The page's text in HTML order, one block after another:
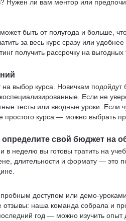
Нужен ли вам ментор или
быть от полугода и больше,
за весь курс сразу или
получить рассрочку на
выбор курса. Новичкам
Если не
тесты или вводные уроки. Если
простого курса — можно выбрать
свой бюджет на
в неделю вы готовы тратить на
длительности и формату — это
доступом или демо-
отзывы: наша команда собрала и
год — можно изучить опыт